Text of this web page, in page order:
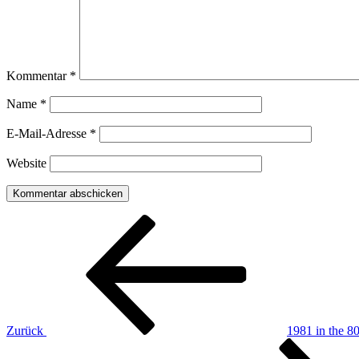
Kommentar *
Name *
E-Mail-Adresse *
Website
Beitragsnavigation
Zurück
1981 in the